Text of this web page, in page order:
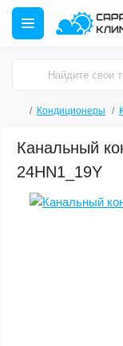
Кондиционеры
Канальный
24HN1_19Y